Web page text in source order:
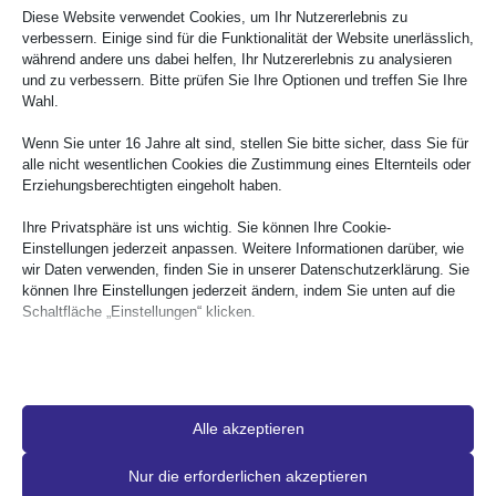
Fokusreihenfolge, der kontextuellen Nutzbarkeit, der kognitiven
Zugänglichkeit oder der tatsächlichen Nutzererfahrung mit
unterstützenden Technologien vornehmen. Sie können nicht
feststellen, ob die Anweisungen klar sind oder ob sich
dynamische Inhalte für Screenreader-Nutzer vorhersehbar
verhalten.
über die Tastatur,Bildschirmleser Tests und Nutzerfeedback
sind notwendige Bestandteile einer vollständigen ADA-
Konformitätsprüfung.
Echte Zugänglichkeitskonformität geht über technische
Korrekturen hinaus. Sie erfordert Richtlinien, dokumentierte
Standards, Zugänglichkeitserklärungen, Schulungsprogramme
Diese Website verwendet Cookies, um Ihr Nutzererlebnis zu
verbessern. Einige sind für die Funktionalität der Website unerlässlich,
während andere uns dabei helfen, Ihr Nutzererlebnis zu analysieren
und zu verbessern. Bitte prüfen Sie Ihre Optionen und treffen Sie Ihre
Wahl.
Wenn Sie unter 16 Jahre alt sind, stellen Sie bitte sicher, dass Sie für
alle nicht wesentlichen Cookies die Zustimmung eines Elternteils oder
Erziehungsberechtigten eingeholt haben.
Ihre Privatsphäre ist uns wichtig. Sie können Ihre Cookie-
Einstellungen jederzeit anpassen. Weitere Informationen darüber, wie
wir Daten verwenden, finden Sie in unserer Datenschutzerklärung. Sie
können Ihre Einstellungen jederzeit ändern, indem Sie unten auf die
Schaltfläche „Einstellungen“ klicken.
Essenzielle Cookies und Dienste ermöglichen grundlegende
Alle akzeptieren
Nur die erforderlichen akzeptieren